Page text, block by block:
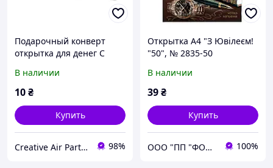
Подарочный конверт
открытка для денег C
золотое тиснение
В наличии
10₴
Купить
Creative Air Party - КРЕАТИВНА ПОВІТРЯНА ВЕЧІРКА 98%
Открытка A4 "З Ювілеєм!
"50", № 2835-50
В наличии
39₴
Купить
ООО "ПП "ФОЛИО ПЛЮС" 100%